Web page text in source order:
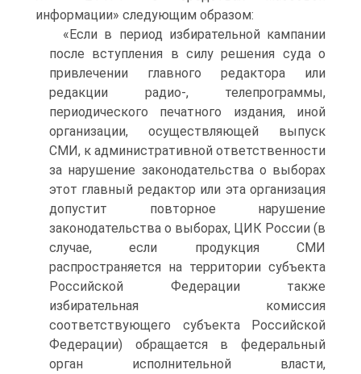
информации» следующим образом:
«Если в период избирательной кампании
после вступления в силу решения суда о
привлечении главного редактора или
редакции радио-, телепрограммы,
периодического печатного издания, иной
организации, осуществляющей выпуск
СМИ, к административной ответственности
за нарушение законодательства о выборах
этот главный редактор или эта организация
допустит повторное нарушение
законодательства о выборах, ЦИК России (в
случае, если продукция СМИ
распространяется на территории субъекта
Российской Федерации также
избирательная комиссия
соответствующего субъекта Российской
Федерации) обращается в федеральный
орган исполнительной власти,